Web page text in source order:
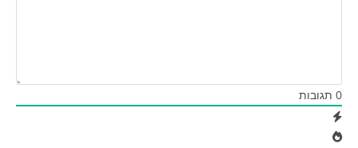
0 תגובות